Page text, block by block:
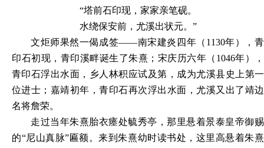
“塔前石印现，家家亲笔砚。
水绕保安前，尤溪出状元。 ”
文炬师果然一偈成签——南宋建炎四年（1130年），青
印石初现，青印溪畔诞生了朱熹；宋庆历六年（1046年），
青印石浮出水面，乡人林积应试及第，成为尤溪县史上第一
位进士；嘉靖初年，青印石再次浮出水面，尤溪又出了靖边
名将詹荣。
走过当年朱熹胎衣瘗处毓秀亭，那里悬着景泰皇帝御赐
的“尼山真脉”匾额。来到朱熹幼时读书处，这里高悬着朱熹